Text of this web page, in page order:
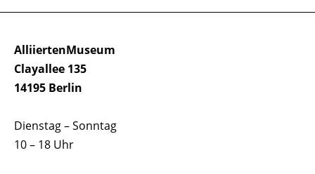
AlliiertenMuseum
Clayallee 135
14195 Berlin
Dienstag – Sonntag
10 – 18 Uhr